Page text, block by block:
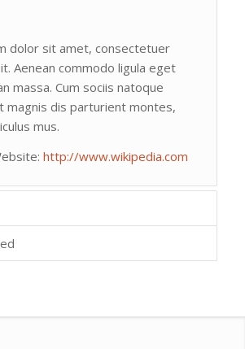
dolor sit amet, consectetuer
Aenean commodo ligula eget
massa. Cum sociis natoque
magnis dis parturient montes,
mus.
http://www.wikipedia.com